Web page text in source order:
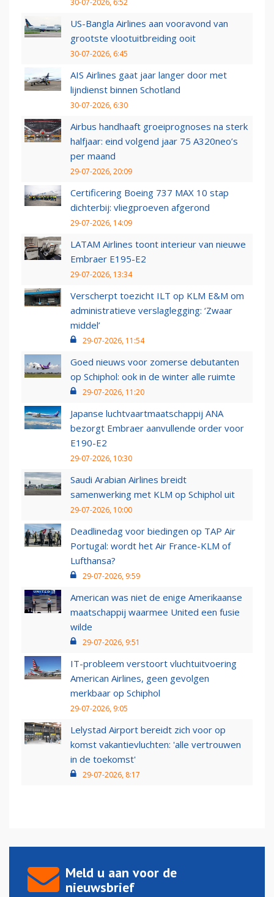
30-07-2026, 6:52
US-Bangla Airlines aan vooravond van
grootste vlootuitbreiding ooit
30-07-2026, 6:45
AIS Airlines gaat jaar langer door met
lijndienst binnen Schotland
30-07-2026, 6:30
Airbus handhaaft groeiprognoses na sterk
halfjaar: eind volgend jaar 75 A320neo’s
per maand
29-07-2026, 20:09
Certificering Boeing 737 MAX 10 stap
dichterbij: vliegproeven afgerond
29-07-2026, 14:09
LATAM Airlines toont interieur van nieuwe
Embraer E195-E2
29-07-2026, 13:34
Verscherpt toezicht ILT op KLM E&M om
administratieve verslaglegging: ‘Zwaar
middel’
29-07-2026, 11:54
Goed nieuws voor zomerse debutanten
op Schiphol: ook in de winter alle ruimte
29-07-2026, 11:20
Japanse luchtvaartmaatschappij ANA
bezorgt Embraer aanvullende order voor
E190-E2
29-07-2026, 10:30
Saudi Arabian Airlines breidt
samenwerking met KLM op Schiphol uit
29-07-2026, 10:00
Deadlinedag voor biedingen op TAP Air
Portugal: wordt het Air France-KLM of
Lufthansa?
29-07-2026, 9:59
American was niet de enige Amerikaanse
maatschappij waarmee United een fusie
wilde
29-07-2026, 9:51
IT-probleem verstoort vluchtuitvoering
American Airlines, geen gevolgen
merkbaar op Schiphol
29-07-2026, 9:05
Lelystad Airport bereidt zich voor op
komst vakantievluchten: 'alle vertrouwen
in de toekomst'
29-07-2026, 8:17
Meld u aan voor de
nieuwsbrief